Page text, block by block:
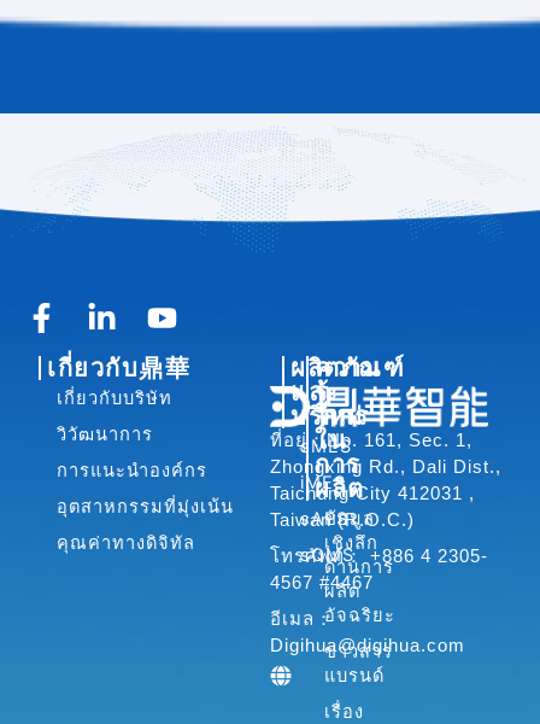
ที่อยู่：No. 161, Sec. 1,
Zhongxing Rd., Dali Dist.,
Taichung City 412031 ,
Taiwan (R.O.C.)
โทรศัพท์： +886 4 2305-
4567 #4467
อีเมล：
Digihua@digihua.com
F
a
c
e
b
o
o
L
n
k
e
d
i
-
Y
o
u
t
b
e
เกี่ยวกับ鼎華
เกี่ยวกับบริษัท
วิวัฒนาการ
การแนะนำองค์กร
อุตสาหกรรมที่มุ่งเน้น
คุณค่าทางดิจิทัล
ผลิตภัณฑ์
และ
บริการ
sMES
iMES
sAPS
sQMS
ความ
รู้
ใหม่
ใน
การ
ผลิต
ข้อมูล
เชิงลึก
ด้านการ
ผลิต
อัจฉริยะ
ข่าวสาร
แบรนด์
เรื่อง